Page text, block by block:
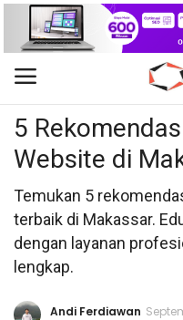
Gabung
Beranda
Kontak
Berita Islam
Nasional
5
Website di
Temukan 5
terbaik di Makassar.
dengan layanan
lengkap.
Andi Ferdiawan